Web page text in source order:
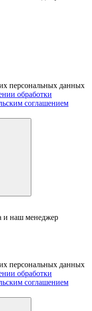
персональных данных
обработки
соглашением
и наш менеджер
персональных данных
обработки
соглашением